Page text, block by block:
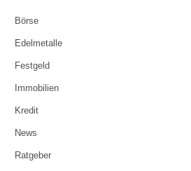
Börse
Edelmetalle
Festgeld
Immobilien
Kredit
News
Ratgeber